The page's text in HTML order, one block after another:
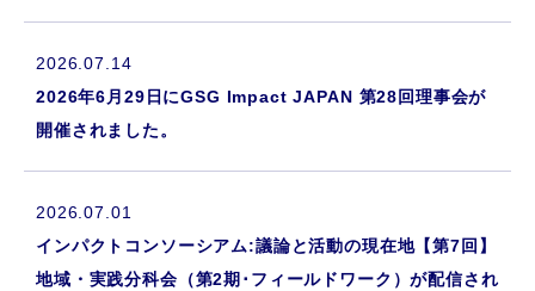
2026.07.14
2026年6月29日にGSG Impact JAPAN 第28回理事会が
開催されました。
2026.07.01
インパクトコンソーシアム:議論と活動の現在地【第7回】
地域・実践分科会（第2期･フィールドワーク）が配信され